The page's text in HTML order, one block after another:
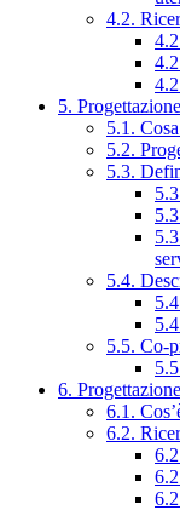
4.2.
5.
5.1.
5.2.
5.3.
5.4.
5.5. Co-
6.
6.1.
6.2.